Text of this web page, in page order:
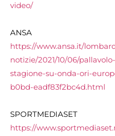
video/
ANSA
https://www.ansa.it/
notizie/2021/10/06/pallavolo-
stagione-su-onda-ori-
b0bd-eadf83f2bc4d.html
SPORTMEDIASET
https://www.sportmediaset.